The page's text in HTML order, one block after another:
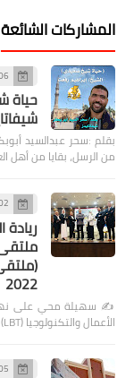
المشاركات الشائعة
06
حياة
بقلم :سحر عبدالسيد
من الرسل، بقايا من أهل
02
ريادة
2022
الأعمال والتكنولوجيا (LBT) ملتقى مستقبل سوق العمل (ملت…
05